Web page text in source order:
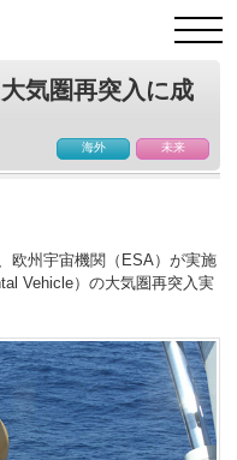
気圏再突入に成
海外 未来
欧州宇宙機関（ESA）が実施
Vehicle）の大気圏再突入実